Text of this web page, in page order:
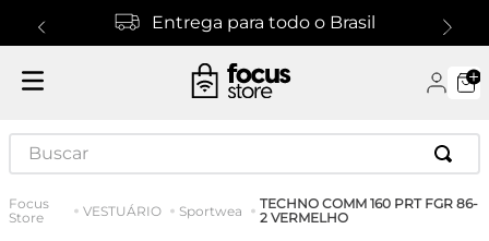
Entrega para todo o Brasil
Buscar
VESTUÁRIO Sportwea
TECHNO COMM 160 PRT FGR 86-
2 VERMELHO